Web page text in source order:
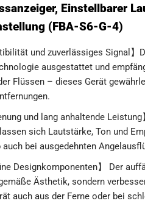
Einstellbarer
(FBA-S6-G-4)
und zuverlässiges Signal】
ausgestattet und
Flüssen – dieses Gerät
und lang anhaltende
sich Lautstärke, Ton und
bei ausgedehnten
Designkomponenten】 Der
Ästhetik, sondern
auch aus der Ferne oder bei